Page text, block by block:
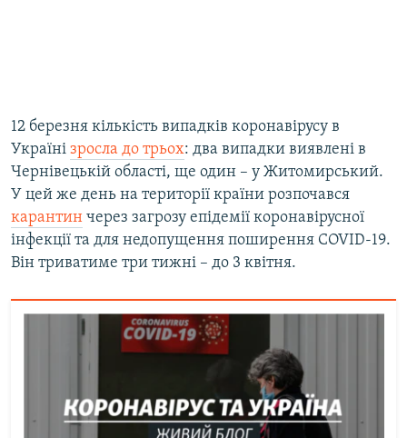
12 березня кількість випадків коронавірусу в
Україні зросла до трьох: два випадки виявлені в
Чернівецькій області, ще один – у Житомирський.
У цей же день на території країни розпочався
карантин через загрозу епідемії коронавірусної
інфекції та для недопущення поширення COVID-19.
Він триватиме три тижні – до 3 квітня.